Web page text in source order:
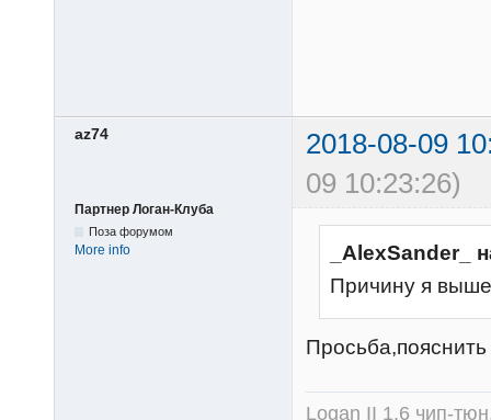
az74
2018-08-09
09 10:23:26)
Партнер Логан-Клуба
Поза форумом
More info
_AlexSander_
Причину я
Logan II 1,6 чип-